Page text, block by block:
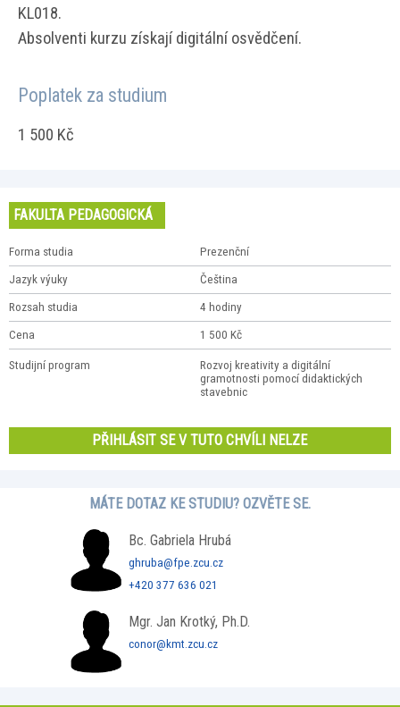
KL018.
Absolventi kurzu získají digitální osvědčení.
Poplatek za studium
1 500 Kč
FAKULTA PEDAGOGICKÁ
Forma studia Prezenční
Jazyk výuky Čeština
Rozsah studia 4 hodiny
Cena 1 500 Kč
Studijní program
Rozvoj kreativity a digitální
gramotnosti pomocí didaktických
stavebnic
PŘIHLÁSIT SE V TUTO CHVÍLI NELZE
MÁTE DOTAZ KE STUDIU? OZVĚTE SE.
Bc. Gabriela Hrubá
ghruba@fpe.zcu.cz
+420 377 636 021
Mgr. Jan Krotký, Ph.D.
conor@kmt.zcu.cz